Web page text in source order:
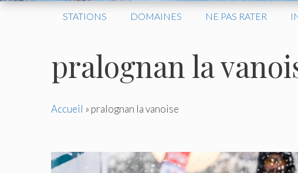
STATIONS DOMAINES NE PAS RATER
pralognan la
Accueil » pralognan la vanoise